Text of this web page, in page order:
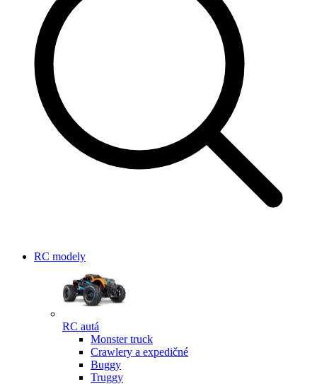
RC modely
RC autá
Monster truck
Crawlery a expedičné
Buggy
Truggy